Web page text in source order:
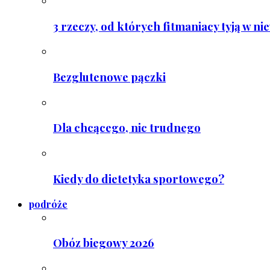
3 rzeczy, od których fitmaniacy tyją w
Bezglutenowe pączki
Dla chcącego, nic trudnego
Kiedy do dietetyka sportowego?
podróże
Obóz biegowy 2026